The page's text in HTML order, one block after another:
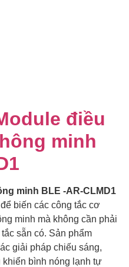
điều
minh
minh BLE -AR-CLMD1
biến các công tắc cơ
minh mà không cần phải
sẵn có. Sản phẩm
giải pháp chiếu sáng,
khiển bình nóng lạnh tự